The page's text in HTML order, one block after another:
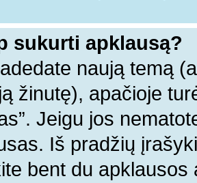
sukurti apklausą?
naują temą
žinutę), apačioje
Jeigu jos
Iš pradžių
bent du